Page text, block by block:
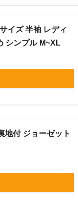
イズ 半袖 レディ
シンプル M~XL
地付 ジョーゼット